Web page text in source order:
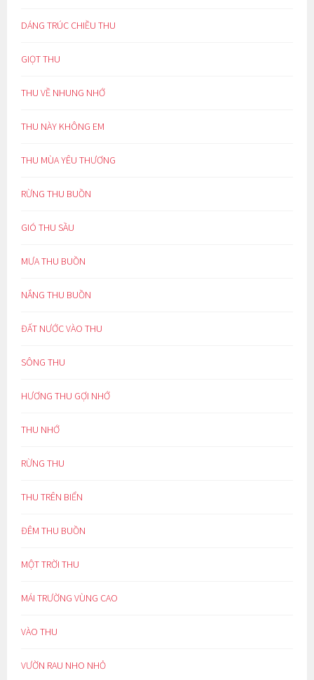
DÁNG TRÚC CHIỀU THU
GIỌT THU
THU VỀ NHUNG NHỚ
THU NÀY KHÔNG EM
THU MÙA YÊU THƯƠNG
RỪNG THU BUỒN
GIÓ THU SẦU
MƯA THU BUỒN
NẮNG THU BUỒN
ĐẤT NƯỚC VÀO THU
SÔNG THU
HƯƠNG THU GỢI NHỚ
THU NHỚ
RỪNG THU
THU TRÊN BIỂN
ĐÊM THU BUỒN
MỘT TRỜI THU
MÁI TRƯỜNG VÙNG CAO
VÀO THU
VƯỜN RAU NHO NHỎ